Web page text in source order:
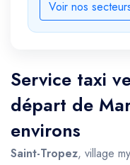
Voir nos
Service taxi
départ de
environs
Saint-Tropez, village